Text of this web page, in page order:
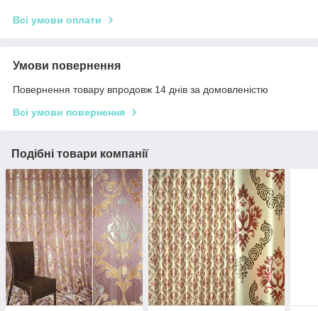
Всі умови оплати
Умови повернення
Повернення товару впродовж 14 днів за домовленістю
Всі умови повернення
Подібні товари компанії